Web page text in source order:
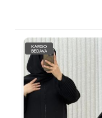
KARGO
BEDAVA